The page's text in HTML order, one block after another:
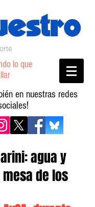
lo que
en nuestras redes
agua y
de los